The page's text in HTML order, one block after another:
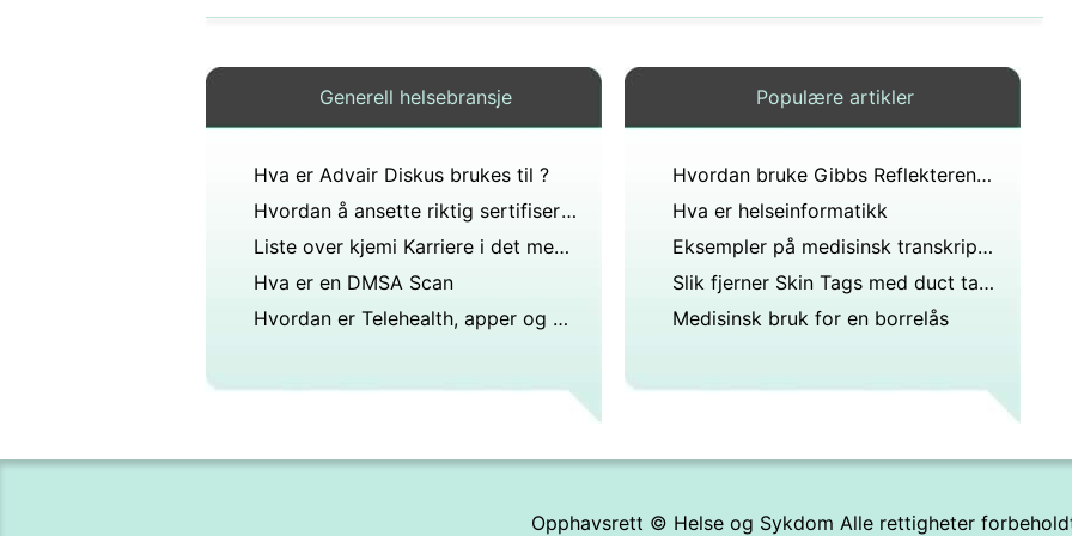
Generell helsebransje
Hva er Advair Diskus brukes til ?
Hvordan å ansette riktig sertifisert sykepleier Assistant
Liste over kjemi Karriere i det medisinske feltet
Hva er en DMSA Scan
Hvordan er Telehealth, apper og bærbare enheter innovative i helsevesenet?
Populære artikler
Hvordan bruke Gibbs Reflekterende Cycle
Hva er helseinformatikk
Eksempler på medisinsk transkripsjon Reports
Slik fjerner Skin Tags med duct tape
Medisinsk bruk for en borrelås
Opphavsrett © Helse og Sykdom Alle rettigheter